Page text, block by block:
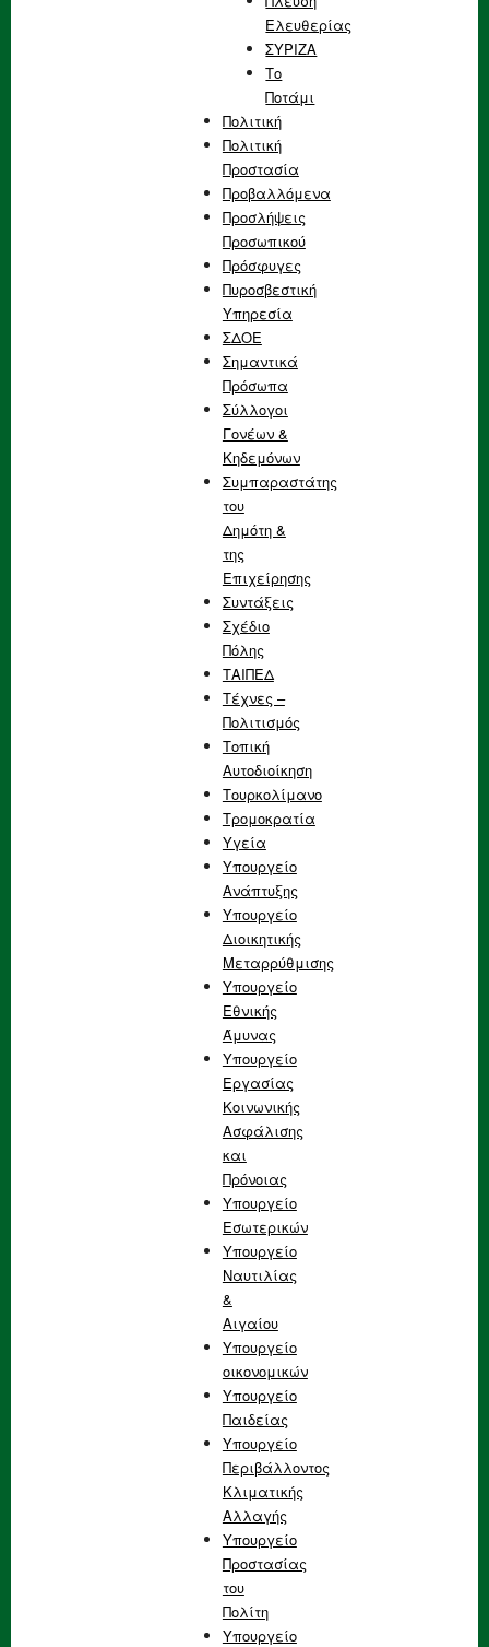
Ελευθερίας
ΣΥΡΙΖΑ
Το
Ποτάμι
Πολιτική
Πολιτική
Προστασία
Προβαλλόμενα
Προσλήψεις
Προσωπικού
Πρόσφυγες
Πυροσβεστική
Υπηρεσία
ΣΔΟΕ
Σημαντικά
Πρόσωπα
Σύλλογοι
Γονέων &
Κηδεμόνων
Συμπαραστάτης
του
Δημότη &
της
Επιχείρησης
Συντάξεις
Σχέδιο
Πόλης
ΤΑΙΠΕΔ
Τέχνες –
Πολιτισμός
Τοπική
Αυτοδιοίκηση
Τουρκολίμανο
Τρομοκρατία
Υγεία
Υπουργείο
Ανάπτυξης
Υπουργείο
Διοικητικής
Μεταρρύθμισης
Υπουργείο
Εθνικής
Άμυνας
Υπουργείο
Εργασίας
Κοινωνικής
Ασφάλισης
και
Πρόνοιας
Υπουργείο
Εσωτερικών
Υπουργείο
Ναυτιλίας
&
Αιγαίου
Υπουργείο
οικονομικών
Υπουργείο
Παιδείας
Υπουργείο
Περιβάλλοντος
Κλιματικής
Αλλαγής
Υπουργείο
Προστασίας
του
Πολίτη
Υπουργείο